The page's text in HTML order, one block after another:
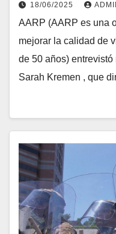
18/06/2025
AARP (AARP es una
mejorar la calidad de
de 50 años)
Sarah Kremen , que